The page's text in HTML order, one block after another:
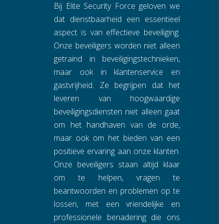
Bij Elite Security Force geloven we
dat dienstbaarheid een essentieel
aspect is van effectieve beveiliging.
Onze beveiligers worden niet alleen
getraind in beveiligingstechnieken,
maar ook in klantenservice en
gastvrijheid. Ze begrijpen dat het
leveren van hoogwaardige
beveiligingsdiensten niet alleen gaat
om het handhaven van de orde,
maar ook om het bieden van een
positieve ervaring aan onze klanten.
Onze beveiligers staan altijd klaar
om te helpen, vragen te
beantwoorden en problemen op te
lossen, met een vriendelijke en
professionele benadering die ons